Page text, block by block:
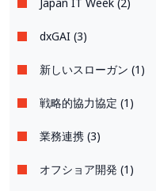
dxGAI (3)
新しいスローガン (1)
戦略的協力協定 (1)
業務連携 (3)
オフショア開発 (1)